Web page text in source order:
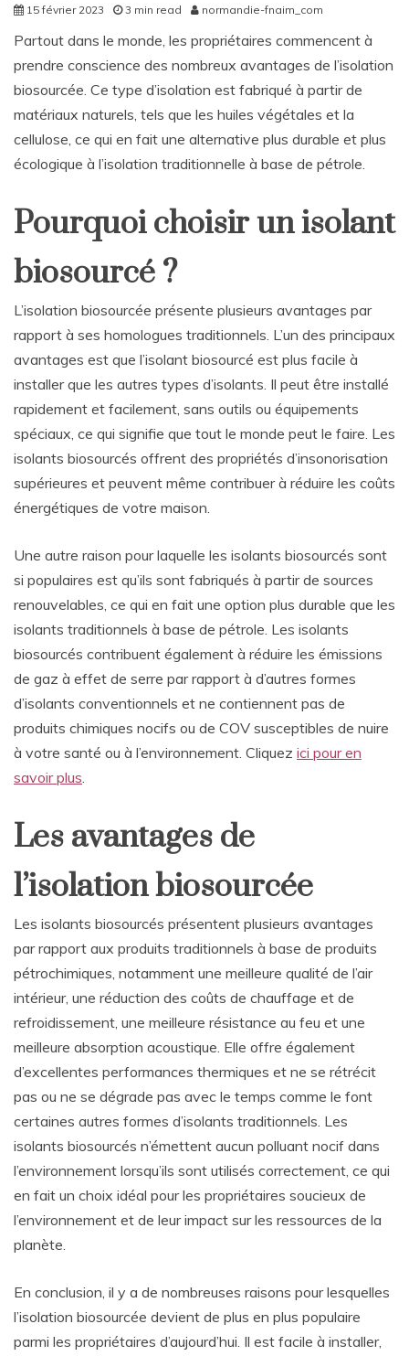
15 février 2023 3 min read normandie-fnaim_com
Partout dans le monde, les propriétaires commencent à
prendre conscience des nombreux avantages de l’isolation
biosourcée. Ce type d’isolation est fabriqué à partir de
matériaux naturels, tels que les huiles végétales et la
cellulose, ce qui en fait une alternative plus durable et plus
écologique à l’isolation traditionnelle à base de pétrole.
Pourquoi choisir un isolant
biosourcé ?
L’isolation biosourcée présente plusieurs avantages par
rapport à ses homologues traditionnels. L’un des principaux
avantages est que l’isolant biosourcé est plus facile à
installer que les autres types d’isolants. Il peut être installé
rapidement et facilement, sans outils ou équipements
spéciaux, ce qui signifie que tout le monde peut le faire. Les
isolants biosourcés offrent des propriétés d’insonorisation
supérieures et peuvent même contribuer à réduire les coûts
énergétiques de votre maison.
Une autre raison pour laquelle les isolants biosourcés sont
si populaires est qu’ils sont fabriqués à partir de sources
renouvelables, ce qui en fait une option plus durable que les
isolants traditionnels à base de pétrole. Les isolants
biosourcés contribuent également à réduire les émissions
de gaz à effet de serre par rapport à d’autres formes
d’isolants conventionnels et ne contiennent pas de
produits chimiques nocifs ou de COV susceptibles de nuire
à votre santé ou à l’environnement. Cliquez ici pour en
savoir plus
Les avantages de
l’isolation biosourcée
Les isolants biosourcés présentent plusieurs avantages
par rapport aux produits traditionnels à base de produits
pétrochimiques, notamment une meilleure qualité de l’air
intérieur, une réduction des coûts de chauffage et de
refroidissement, une meilleure résistance au feu et une
meilleure absorption acoustique. Elle offre également
d’excellentes performances thermiques et ne se rétrécit
pas ou ne se dégrade pas avec le temps comme le font
certaines autres formes d’isolants traditionnels. Les
isolants biosourcés n’émettent aucun polluant nocif dans
l’environnement lorsqu’ils sont utilisés correctement, ce qui
en fait un choix idéal pour les propriétaires soucieux de
l’environnement et de leur impact sur les ressources de la
planète.
En conclusion, il y a de nombreuses raisons pour lesquelles
l’isolation biosourcée devient de plus en plus populaire
parmi les propriétaires d’aujourd’hui. Il est facile à installer,